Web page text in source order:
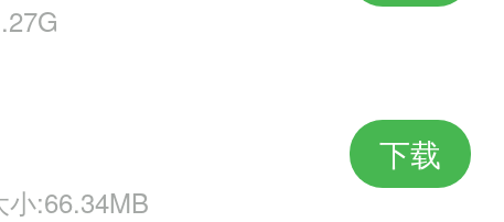
小:66.34MB
下载